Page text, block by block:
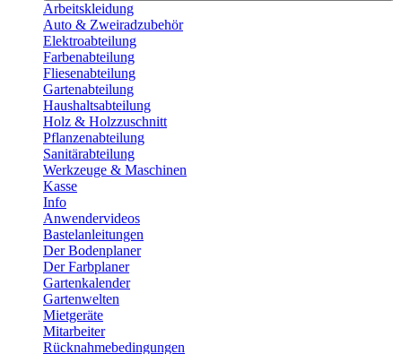
Arbeitskleidung
Auto & Zweiradzubehör
Elektroabteilung
Farbenabteilung
Fliesenabteilung
Gartenabteilung
Haushaltsabteilung
Holz & Holzzuschnitt
Pflanzenabteilung
Sanitärabteilung
Werkzeuge & Maschinen
Kasse
Info
Anwendervideos
Bastelanleitungen
Der Bodenplaner
Der Farbplaner
Gartenkalender
Gartenwelten
Mietgeräte
Mitarbeiter
Rücknahmebedingungen